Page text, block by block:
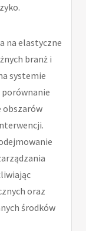
na elastyczne
branż i
systemie
obszarów
oraz
środków